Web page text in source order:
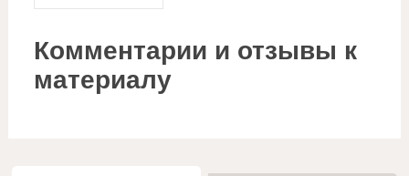
Комментарии и отзывы к
материалу